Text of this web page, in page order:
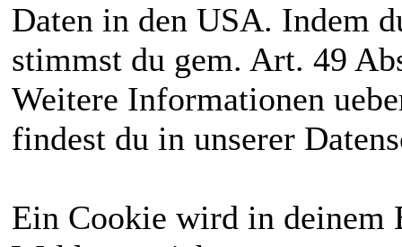
Daten in den USA. Indem
stimmst du gem. Art. 49
Weitere Informationen
findest du in unserer
Ein Cookie wird in deinem